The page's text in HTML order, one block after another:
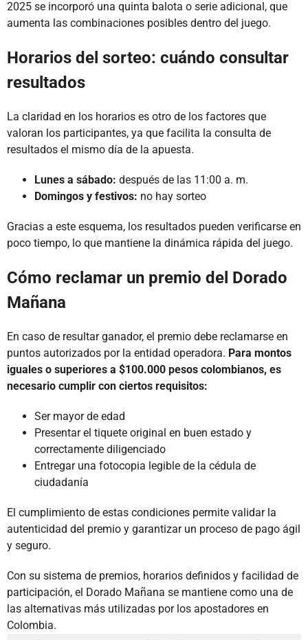
2025 se incorporó una quinta balota o serie adicional, que
aumenta las combinaciones posibles dentro del juego.
Horarios del sorteo: cuándo consultar
resultados
La claridad en los horarios es otro de los factores que
valoran los participantes, ya que facilita la consulta de
resultados el mismo día de la apuesta.
Lunes a sábado: después de las 11:00 a. m.
Domingos y festivos: no hay sorteo
Gracias a este esquema, los resultados pueden verificarse en
poco tiempo, lo que mantiene la dinámica rápida del juego.
Cómo reclamar un premio del Dorado
Mañana
En caso de resultar ganador, el premio debe reclamarse en
puntos autorizados por la entidad operadora. Para montos
iguales o superiores a $100.000 pesos colombianos, es
necesario cumplir con ciertos requisitos:
Ser mayor de edad
Presentar el tiquete original en buen estado y
correctamente diligenciado
Entregar una fotocopia legible de la cédula de
ciudadanía
El cumplimiento de estas condiciones permite validar la
autenticidad del premio y garantizar un proceso de pago ágil
y seguro.
Con su sistema de premios, horarios definidos y facilidad de
participación, el Dorado Mañana se mantiene como una de
las alternativas más utilizadas por los apostadores en
Colombia.